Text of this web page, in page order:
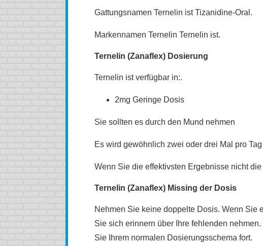
Gattungsnamen Ternelin ist Tizanidine-Oral.
Markennamen Ternelin Ternelin ist.
Ternelin (Zanaflex) Dosierung
Ternelin ist verfügbar in:.
2mg Geringe Dosis
Sie sollten es durch den Mund nehmen
Es wird gewöhnlich zwei oder drei Mal pro
Wenn Sie die effektivsten Ergebnisse nicht
Ternelin (Zanaflex) Missing der Dosis
Nehmen Sie keine doppelte Dosis. Wenn Sie
Sie sich erinnern über Ihre fehlenden
Sie Ihrem normalen Dosierungsschema fort.